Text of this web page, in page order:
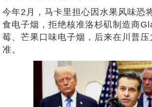
今年2月，马卡里担心因水果风味恐
食电子烟，拒绝核准洛杉矶制造商
莓、芒果口味电子烟，后来在川普压
准。